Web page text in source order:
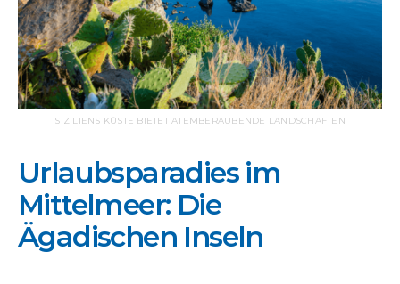
SIZILIENS KÜSTE BIETET ATEMBERAUBENDE LANDSCHAFTEN
Urlaubsparadies im
Mittelmeer: Die
Ägadischen Inseln